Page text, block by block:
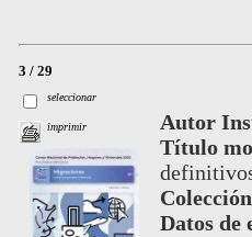
3 / 29
seleccionar
imprimir Autor
Título
Colección
Datos de